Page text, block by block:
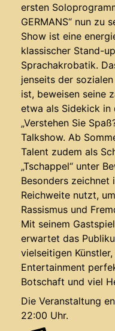
ersten
GERMANS“ nun zu
Show ist eine
klassischer Stand-
Sprachakrobatik.
jenseits der
ist, beweisen seine
etwa als Sidekick in
„Verstehen Sie
Talkshow. Ab
Talent zudem als
„Tschappel“ unter
Besonders zeichnet
Reichweite nutzt,
Rassismus und
Mit seinem
erwartet das
vielseitigen
Entertainment
Botschaft und viel
Die Veranstaltung
22:00 Uhr.